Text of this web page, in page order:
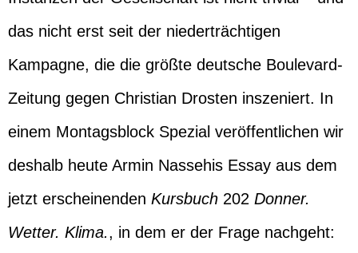
das nicht erst seit der niederträchtigen
Kampagne, die die größte deutsche Boulevard-
Zeitung gegen Christian Drosten inszeniert. In
einem Montagsblock Spezial veröffentlichen wir
deshalb heute Armin Nassehis Essay aus dem
jetzt erscheinenden Kursbuch 202 Donner.
Wetter. Klima., in dem er der Frage nachgeht: